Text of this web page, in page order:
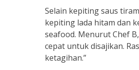
Selain kepiting saus
kepiting lada hitam dan
seafood. Menurut Chef
cepat untuk disajikan.
ketagihan.”